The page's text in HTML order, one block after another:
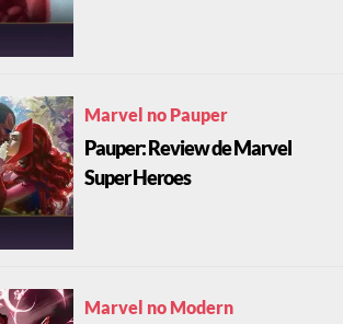
Marvel no Pauper
Pauper: Review de Marvel
Super Heroes
Marvel no Modern